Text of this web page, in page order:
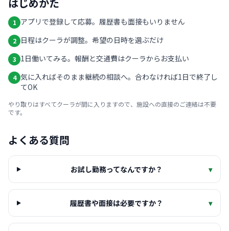
1 アプリで登録して応募。履歴書も面接もいりません
2 日程はクーラが調整。希望の日時を選ぶだけ
3 1日働いてみる。報酬と交通費はクーラからお支払い
4 気に入ればそのまま継続の相談へ。合わなければ1日で終了し
てOK
やり取りはすべてクーラが間に入りますので、施設への直接のご連絡は不要
です。
よくある質問
お試し勤務ってなんですか？ ▾
履歴書や面接は必要ですか？ ▾